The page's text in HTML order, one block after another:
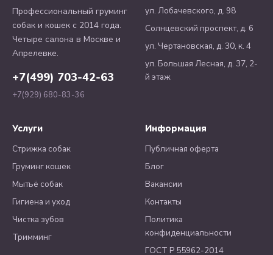
Профессиональный груминг
собак и кошек с 2014 года.
Четыре салона в Москве и
Апрелевке.
+7(499) 703-42-63
+7(929) 680-83-36
ул. Лобачевского, д. 98
Солнцевский проспект, д. 6
ул. Чертановская, д. 30, к. 4
ул. Большая Лесная, д. 37, 2-
й этаж
Услуги
Стрижка собак
Груминг кошек
Мытьё собак
Гигиена и уход
Чистка зубов
Тримминг
Информация
Публичная оферта
Блог
Вакансии
Контакты
Политика
конфиденциальности
ГОСТ Р 55962-2014